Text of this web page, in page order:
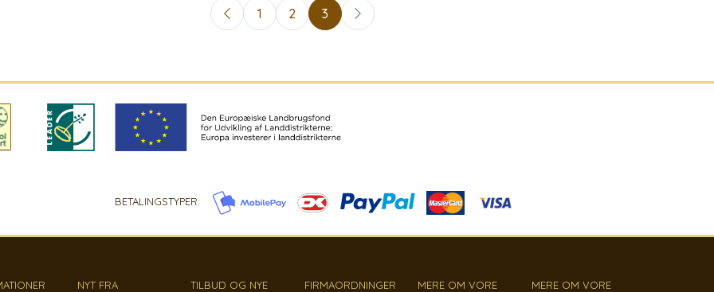
1 2 3
BETALINGSTYPER:
NYT FRA
TILBUD OG NYE
FIRMAORDNINGER
MERE OM VORE
MERE OM VORE